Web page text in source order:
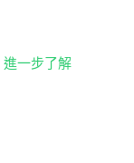
進一步了解